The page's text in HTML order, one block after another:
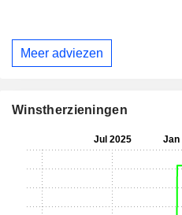
Meer adviezen
Winstherzieningen